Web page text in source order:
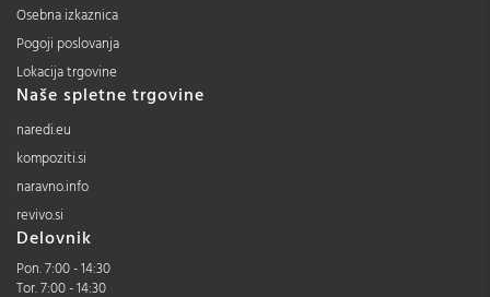
Osebna izkaznica
Pogoji poslovanja
Lokacija trgovine
Naše spletne trgovine
naredi.eu
kompoziti.si
naravno.info
revivo.si
Delovnik
Pon. 7:00 - 14:30
Tor. 7:00 - 14:30